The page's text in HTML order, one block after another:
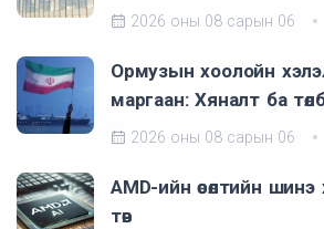
2026 оны 08 сарын 06
Ормузын хоолойн
маргаан: Хяналт ба
2026 оны 08 сарын 06
AMD-ийн өсөлтийн шинэ
төв